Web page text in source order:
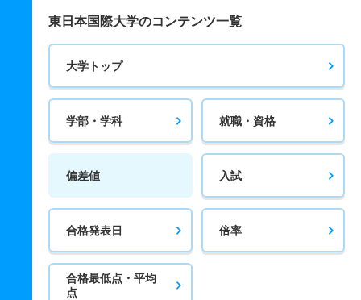
東日本国際大学のコンテンツ一覧
大学トップ
学部・学科 就職・資格
偏差値 入試
合格発表日 倍率
合格最低点・平均
点